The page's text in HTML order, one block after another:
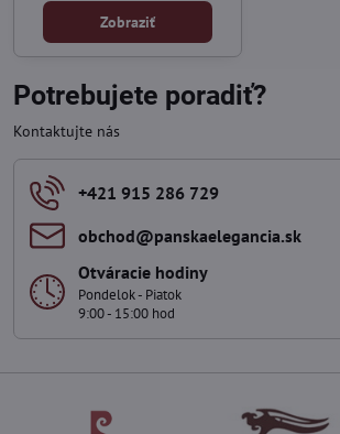
Zobraziť
Potrebujete poradiť?
Kontaktujte nás
+421 915 286 729
obchod​@panskaelegancia​.sk
Otváracie hodiny
Pondelok - Piatok
9:00 - 15:00 hod